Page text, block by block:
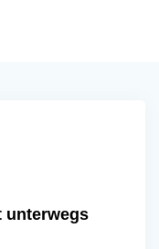
unterwegs